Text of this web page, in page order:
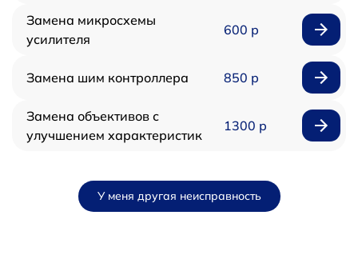
Замена микросхемы
усилителя
600 р
Замена шим контроллера 850 р
Замена объективов с
улучшением характеристик
1300 р
У меня другая неисправность